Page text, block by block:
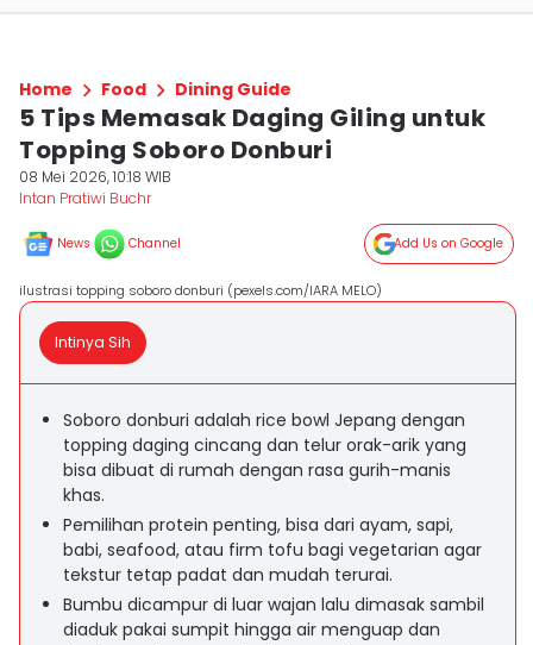
Home Food Dining Guide
5 Tips Memasak Daging Giling untuk
Topping Soboro Donburi
08 Mei 2026, 10:18 WIB
Intan Pratiwi Buchr
News Channel Add Us on Google
ilustrasi topping soboro donburi (pexels.com/IARA MELO)
Intinya Sih
Soboro donburi adalah rice bowl Jepang dengan
topping daging cincang dan telur orak-arik yang
bisa dibuat di rumah dengan rasa gurih-manis
khas.
Pemilihan protein penting, bisa dari ayam, sapi,
babi, seafood, atau firm tofu bagi vegetarian agar
tekstur tetap padat dan mudah terurai.
Bumbu dicampur di luar wajan lalu dimasak sambil
diaduk pakai sumpit hingga air menguap dan